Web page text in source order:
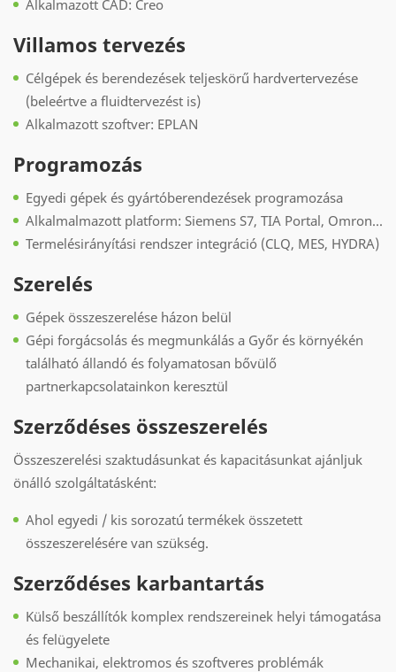
Alkalmazott CAD: Creo
Villamos tervezés
Célgépek és berendezések teljeskörű hardvertervezése
(beleértve a fluidtervezést is)
Alkalmazott szoftver: EPLAN
Programozás
Egyedi gépek és gyártóberendezések programozása
Alkalmalmazott platform: Siemens S7, TIA Portal, Omron...
Termelésirányítási rendszer integráció (CLQ, MES, HYDRA)
Szerelés
Gépek összeszerelése házon belül
Gépi forgácsolás és megmunkálás a Győr és környékén
található állandó és folyamatosan bővülő
partnerkapcsolatainkon keresztül
Szerződéses összeszerelés
Összeszerelési szaktudásunkat és kapacitásunkat ajánljuk
önálló szolgáltatásként:
Ahol egyedi / kis sorozatú termékek összetett
összeszerelésére van szükség.
Szerződéses karbantartás
Külső beszállítók komplex rendszereinek helyi támogatása
és felügyelete
Mechanikai, elektromos és szoftveres problémák